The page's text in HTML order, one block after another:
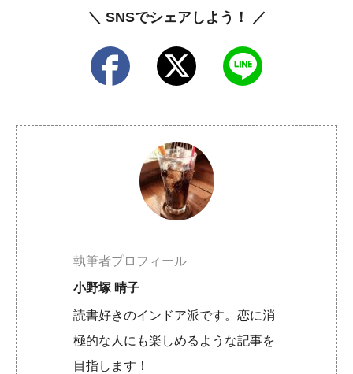
＼ SNSでシェアしよう！ ／
執筆者プロフィール
小野塚 晴子
読書好きのインドア派です。恋に消
極的な人にも楽しめるような記事を
目指します！